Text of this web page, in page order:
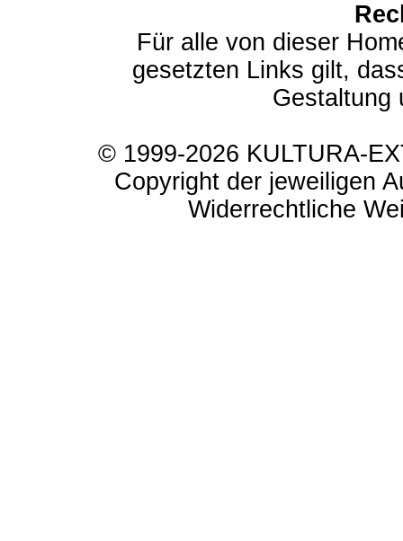
Für alle von dieser
gesetzten Links gilt,
Gestaltung
© 1999-2026 KULTURA-
Copyright der jeweiligen
Widerrechtliche